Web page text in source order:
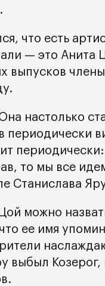
что есть
— это Анита
выпусков
настолько
то мы все
Станислава
можно
ее имя
выбыл